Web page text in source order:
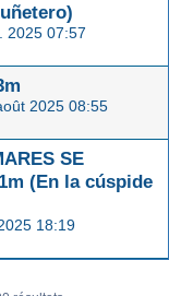
2025 07:57
2025 08:55
SE
(En la cúspide
18:19